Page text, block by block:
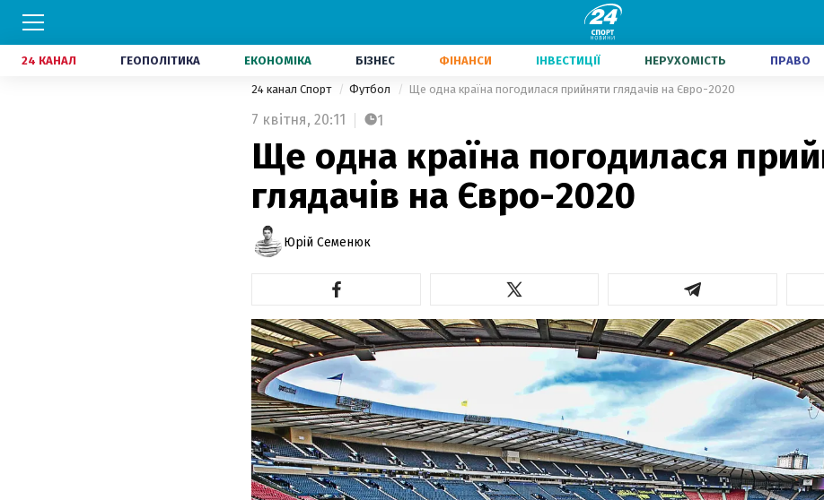
24 КАНАЛ ГЕОПОЛІТИКА ЕКОНОМІКА БІЗНЕС ФІНАНСИ ІНВЕСТИЦІЇ НЕРУХОМІСТЬ ПРАВО
24 канал Спорт Футбол Ще одна країна погодилася прийняти глядачів на Євро-2020
7 квітня, 20:11 1
Ще одна країна погодилася
глядачів на Євро-2020
Юрій Семенюк